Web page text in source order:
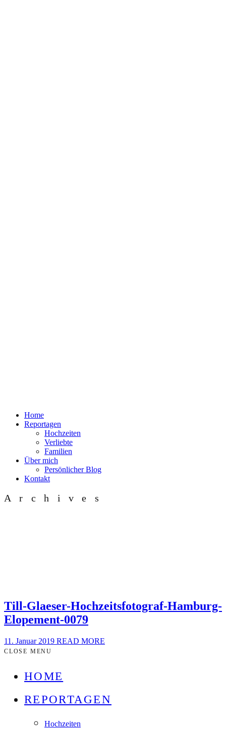
Home
Reportagen
Hochzeiten
Verliebte
Familien
Über mich
Persönlicher Blog
Kontakt
Archives
Till-Glaeser-Hochzeitsfotograf-Hamburg-
Elopement-0079
11. Januar 2019 READ MORE
CLOSE MENU
HOME
REPORTAGEN
Hochzeiten